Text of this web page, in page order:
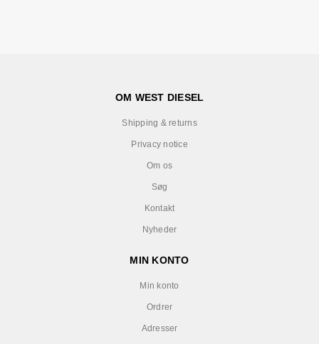
OM WEST DIESEL
Shipping & returns
Privacy notice
Om os
Søg
Kontakt
Nyheder
MIN KONTO
Min konto
Ordrer
Adresser